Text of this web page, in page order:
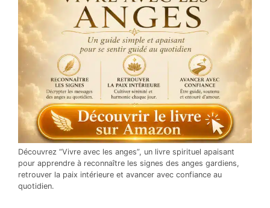
Découvrez “Vivre avec les anges”, un livre spirituel apaisant
pour apprendre à reconnaître les signes des anges gardiens,
retrouver la paix intérieure et avancer avec confiance au
quotidien.